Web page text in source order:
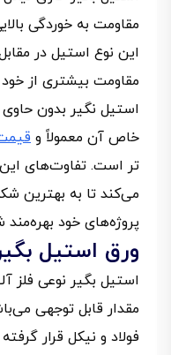
مقاومت به خوردگی
این نوع استیل در
مقاومت بیشتری از
استیل نگیر بدون
خاص آن معمولاً و
تر است. تفاوت‌های
می‌کند تا به بهترین
پروژه‌های خود بهره‌مند
ورق استیل
استیل بگیر نوعی فلز
مقدار قابل توجهی
فولاد و نیکل قرار